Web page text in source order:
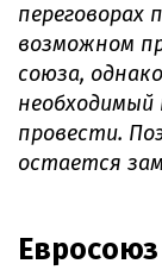
переговорах
возможном
союза,
необходимый
провести.
остается